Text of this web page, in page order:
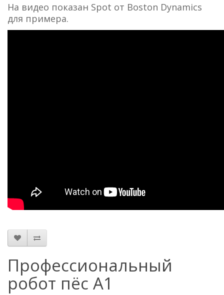
На видео показан Spot от Boston Dynamics
для примера.
Профессиональный
робот пёс A1